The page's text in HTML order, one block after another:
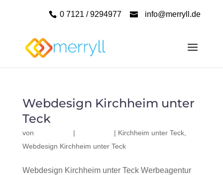
0 7121 / 9294977 info@merryll.de
Webdesign Kirchheim unter
Teck
von | | Kirchheim unter Teck,
Webdesign Kirchheim unter Teck
Webdesign Kirchheim unter Teck Werbeagentur